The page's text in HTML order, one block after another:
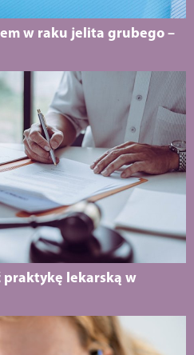
w raku jelita grubego –
praktykę lekarską w